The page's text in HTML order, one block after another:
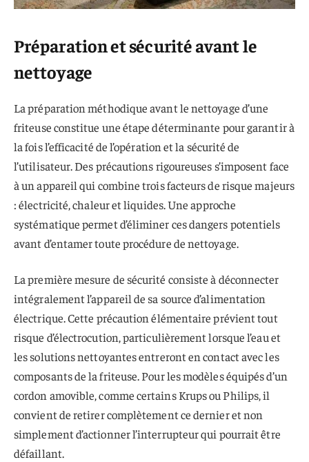
Préparation et sécurité avant le
nettoyage
La préparation méthodique avant le nettoyage d’une
friteuse constitue une étape déterminante pour garantir à
la fois l’efficacité de l’opération et la sécurité de
l’utilisateur. Des précautions rigoureuses s’imposent face
à un appareil qui combine trois facteurs de risque majeurs
: électricité, chaleur et liquides. Une approche
systématique permet d’éliminer ces dangers potentiels
avant d’entamer toute procédure de nettoyage.
La première mesure de sécurité consiste à déconnecter
intégralement l’appareil de sa source d’alimentation
électrique. Cette précaution élémentaire prévient tout
risque d’électrocution, particulièrement lorsque l’eau et
les solutions nettoyantes entreront en contact avec les
composants de la friteuse. Pour les modèles équipés d’un
cordon amovible, comme certains Krups ou Philips, il
convient de retirer complètement ce dernier et non
simplement d’actionner l’interrupteur qui pourrait être
défaillant.